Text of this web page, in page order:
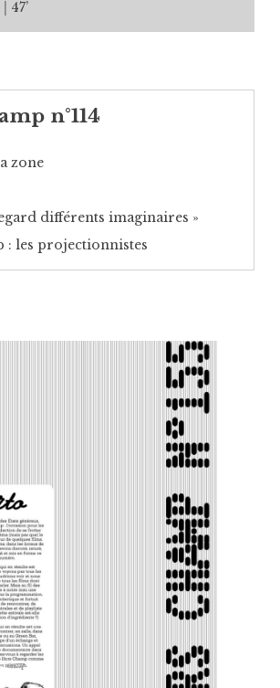
47’
n°114
zone
différents imaginaires »
: les projectionnistes